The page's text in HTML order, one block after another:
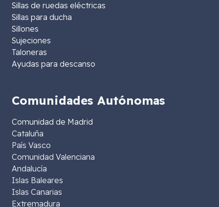
Sillas de ruedas eléctricas
Sillas para ducha
Sillones
Sujeciones
Taloneras
Ayudas para descanso
Comunidades Autónomas
Comunidad de Madrid
Cataluña
País Vasco
Comunidad Valenciana
Andalucía
Islas Baleares
Islas Canarias
Extremadura